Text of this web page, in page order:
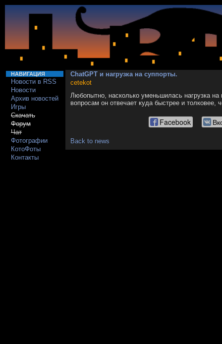
НАВИГАЦИЯ
Новости в RSS
Новости
Архив новостей
Игры
Скачать
Форум
Чат
Фотографии
КотоФоты
Контакты
ChatGPT и нагрузка на суппорты.
cetekot
Любопытно, насколько уменьшилась нагрузка
вопросам он отвечает куда быстрее и
Facebook
Back to news